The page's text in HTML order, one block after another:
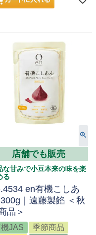
店舗でも販売
な甘みで小豆本来の味を楽
る
en有機こしあ
｜遠藤製餡 ＜秋
品＞
JAS
季節商品